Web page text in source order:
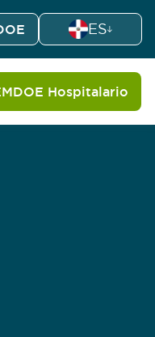
ES
Hospitalario